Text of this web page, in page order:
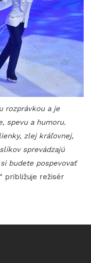
rozprávkou a je
spevu a humoru.
zlej kráľovnej,
sprevádzajú
budete pospevovať
“ približuje režisér